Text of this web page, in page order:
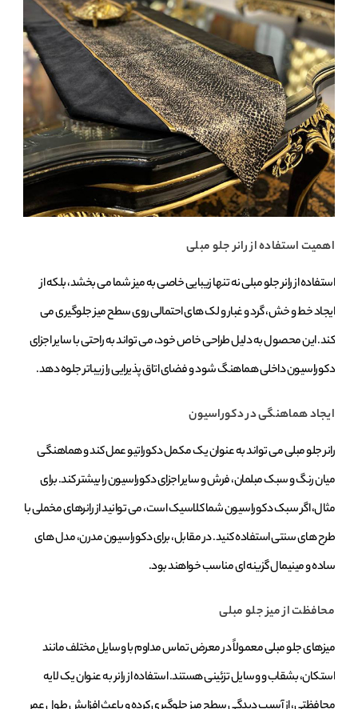
اهمیت استفاده از رانر جلو مبلی
استفاده از رانر جلو مبلی نه‌ تنها زیبایی خاصی به میز شما می‌ بخشد، بلکه از
ایجاد خط و خش، گرد و غبار و لک‌ های احتمالی روی سطح میز جلوگیری می‌
کند. این محصول به دلیل طراحی خاص خود، می‌ تواند به راحتی با سایر اجزای
دکوراسیون داخلی هماهنگ شود و فضای اتاق پذیرایی را زیباتر جلوه دهد.
ایجاد هماهنگی در دکوراسیون
رانر جلو مبلی می‌ تواند به عنوان یک مکمل دکوراتیو عمل کند و هماهنگی
میان رنگ و سبک مبلمان، فرش و سایر اجزای دکوراسیون را بیشتر کند. برای
مثال، اگر سبک دکوراسیون شما کلاسیک است، می‌ توانید از رانرهای مخملی با
طرح‌ های سنتی استفاده کنید. در مقابل، برای دکوراسیون مدرن، مدل‌ های
ساده و مینیمال گزینه‌ ای مناسب خواهند بود.
محافظت از میز جلو مبلی
میزهای جلو مبلی معمولاً در معرض تماس مداوم با وسایل مختلف مانند
استکان، بشقاب و وسایل تزئینی هستند. استفاده از رانر به عنوان یک لایه